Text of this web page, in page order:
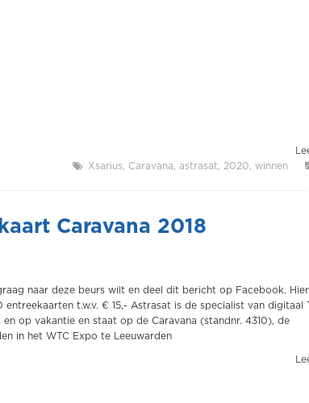
Xsarius Caravana astrasat 2020 winnen
Caravana 2018
naar deze beurs wilt en deel dit bericht op Facebook.
entreekaarten t.w.v. € 15,- Astrasat is de specialist van digitaal
op vakantie en staat op de Caravana (standnr. 4310), de
in het WTC Expo te Leeuwarden